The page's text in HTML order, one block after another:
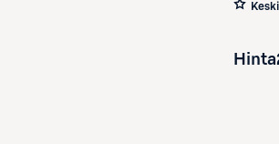
Hinta